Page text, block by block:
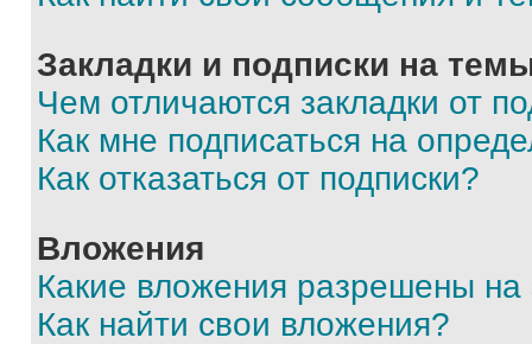
Закладки и подписки на
Чем отличаются закладки от
Как мне подписаться на
Как отказаться от подписки?
Вложения
Какие вложения разрешены
Как найти свои вложения?